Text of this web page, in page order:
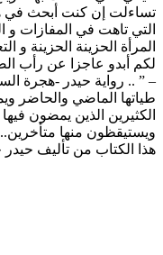
تساءلت إن كنت أبحث في
التي تاهت في المفازات و
المرأة الحزينة الحزينة و
لكم أبدو عاجزا عن رأب
– ” .. رواية حيدر -هجرة
طياتها الماضي والحاضر
الكثيرين الذين يمضون فيها
ويستيقظون منها
هذا الكتاب من تأليف